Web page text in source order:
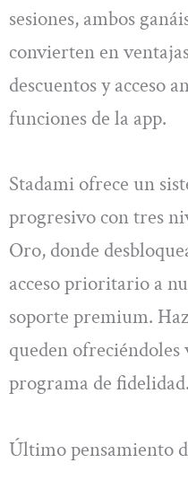
sesiones, ambos
convierten en
descuentos y acceso
funciones de la app.
Stadami ofrece un
progresivo con tres
Oro, donde
acceso prioritario a
soporte premium.
queden
programa de fidelidad.
Último pensamiento